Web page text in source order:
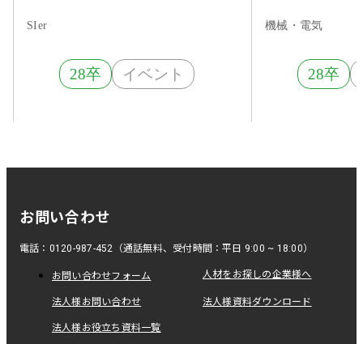
SIer
28卒 イベント
機械・電気
28卒
お問い合わせ
電話：0120-987-452（通話無料、受付時間：平日 9:00 ~ 18:00）
お問い合わせフォーム 人材をお探しの企業様へ
法人様お問い合わせ 法人様資料ダウンロード
法人様お役立ち資料一覧